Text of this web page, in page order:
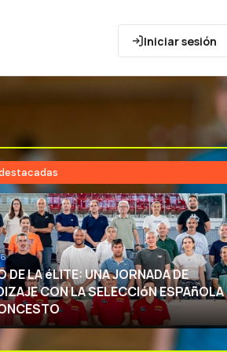
Iniciar sesión
DEPORTIVA: APRENDIENDO CON
ESPAñOLA DE BALONCESTO